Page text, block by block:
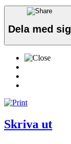
Dela med sig
Skriva ut